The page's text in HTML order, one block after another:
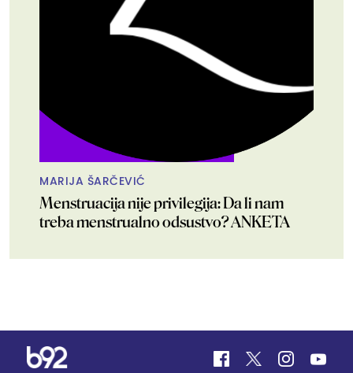
MARIJA ŠARČEVIĆ
Menstruacija nije privilegija: Da li nam
treba menstrualno odsustvo? ANKETA